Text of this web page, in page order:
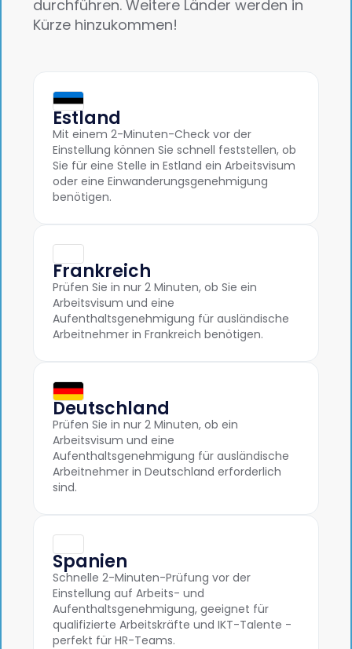
durchführen. Weitere Länder werden in
Kürze hinzukommen!
Estland
Mit einem 2-Minuten-Check vor der
Einstellung können Sie schnell feststellen, ob
Sie für eine Stelle in Estland ein Arbeitsvisum
oder eine Einwanderungsgenehmigung
benötigen.
Frankreich
Prüfen Sie in nur 2 Minuten, ob Sie ein
Arbeitsvisum und eine
Aufenthaltsgenehmigung für ausländische
Arbeitnehmer in Frankreich benötigen.
Deutschland
Prüfen Sie in nur 2 Minuten, ob ein
Arbeitsvisum und eine
Aufenthaltsgenehmigung für ausländische
Arbeitnehmer in Deutschland erforderlich
sind.
Spanien
Schnelle 2-Minuten-Prüfung vor der
Einstellung auf Arbeits- und
Aufenthaltsgenehmigung, geeignet für
qualifizierte Arbeitskräfte und IKT-Talente -
perfekt für HR-Teams.